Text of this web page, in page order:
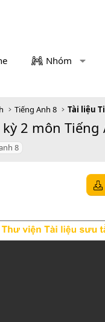
Nhóm
Tiếng Anh 8 Tài liệu
2 môn Tiếng
8